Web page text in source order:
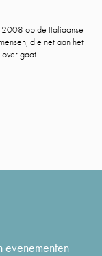
op de Italiaanse
die net aan het
gaat.
evenementen